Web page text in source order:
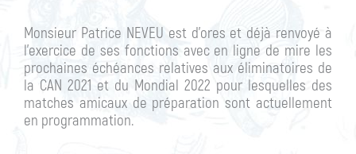
Monsieur Patrice NEVEU est d’ores et déjà renvoyé à
l’exercice de ses fonctions avec en ligne de mire les
prochaines échéances relatives aux éliminatoires de
la CAN 2021 et du Mondial 2022 pour lesquelles des
matches amicaux de préparation sont actuellement
en programmation.